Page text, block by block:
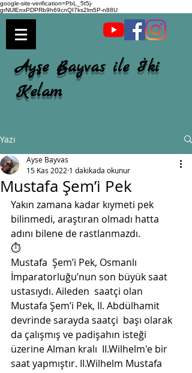
google-site-verification=PbL_5t5j-
grNUlEnxPDPRb9h69cnQI7ks2lm5P-n88U
Ayşe Bayvas ile İki
Kelam
Yazı
Mustafa Şem’i Pek
Ayse Bayvas
15 Kas 2022 1 dakikada okunur
Yakın zamana kadar kıymeti pek
bilinmedi, araştıran olmadı hatta
adını bilene de rastlanmazdı.
⏱️
Mustafa  Şem’i Pek, Osmanlı
İmparatorluğu’nun son büyük saat
ustasıydı. Aileden  saatçi olan
Mustafa Şem’i Pek, II. Abdülhamit
devrinde sarayda saatçi  başı olarak
da çalışmış ve padişahın isteği
üzerine Alman kralı  II.Wilhelm'e bir
saat yapmıştır. II.Wilhelm Mustafa